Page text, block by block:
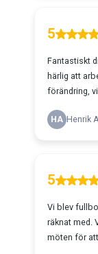
5
Fantastiskt
härlig att
förändring,
HA Henrik
5
Vi blev
räknat med.
möten för